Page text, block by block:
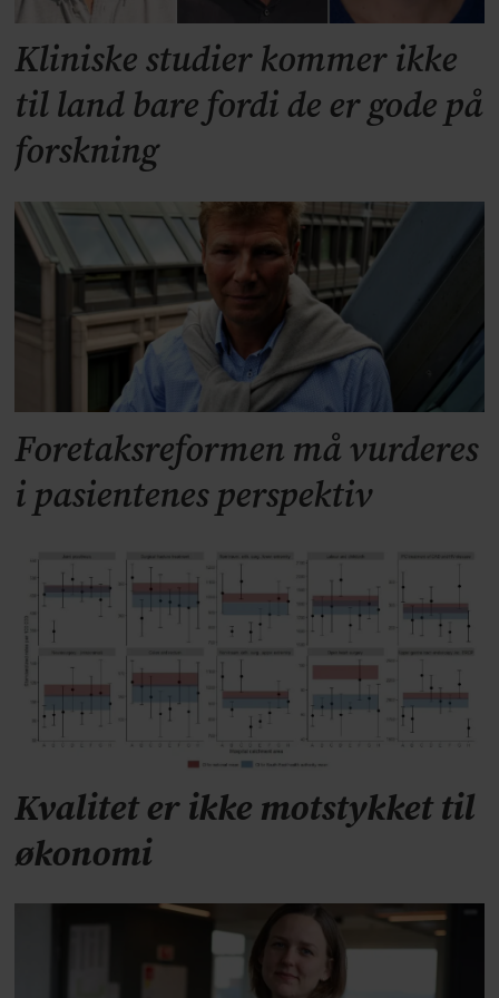
Kliniske studier kommer ikke
til land bare fordi de er gode på
forskning
Foretaksreformen må vurderes
i pasientenes perspektiv
Kvalitet er ikke motstykket til
økonomi